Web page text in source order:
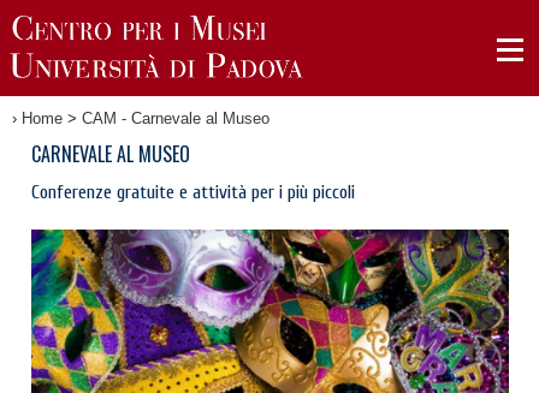
› Home > CAM - Carnevale al Museo
CARNEVALE AL MUSEO
Conferenze gratuite e attività per i più piccoli